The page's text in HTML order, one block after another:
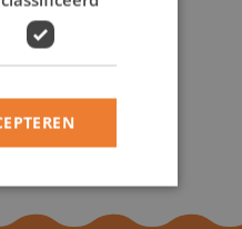
info